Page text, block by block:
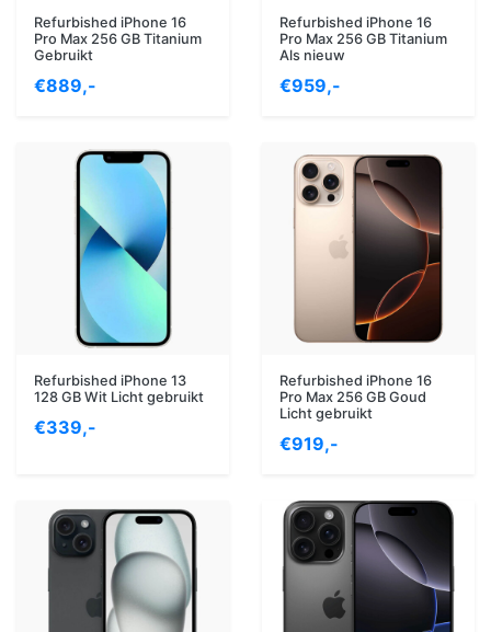
Refurbished iPhone 16
Pro Max 256 GB Titanium
Gebruikt
€889,-
Refurbished iPhone 16
Pro Max 256 GB Titanium
Als nieuw
€959,-
Refurbished iPhone 13
128 GB Wit Licht gebruikt
€339,-
Refurbished iPhone 16
Pro Max 256 GB Goud
Licht gebruikt
€919,-